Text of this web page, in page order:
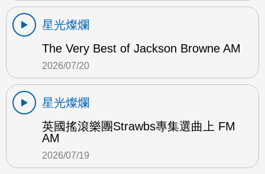
星光燦爛
The Very Best of Jackson Browne AM
2026/07/20
星光燦爛
英國搖滾樂團Strawbs專集選曲上 FM
AM
2026/07/19